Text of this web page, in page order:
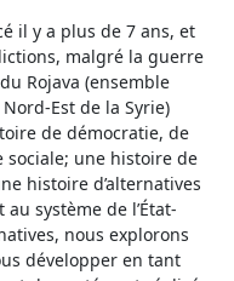
il y a plus de 7 ans, et
malgré la guerre
Rojava (ensemble
Est de la Syrie)
de démocratie, de
sociale; une histoire de
histoire d’alternatives
système de l’État-
nous explorons
développer en tant